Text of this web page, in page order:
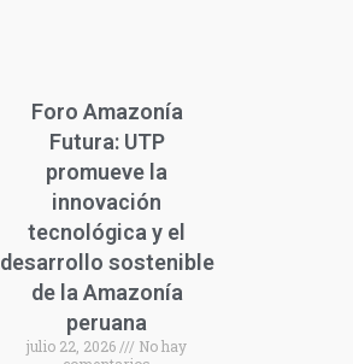
Foro Amazonía
Futura: UTP
promueve la
innovación
tecnológica y el
desarrollo sostenible
de la Amazonía
peruana
julio 22, 2026
No hay